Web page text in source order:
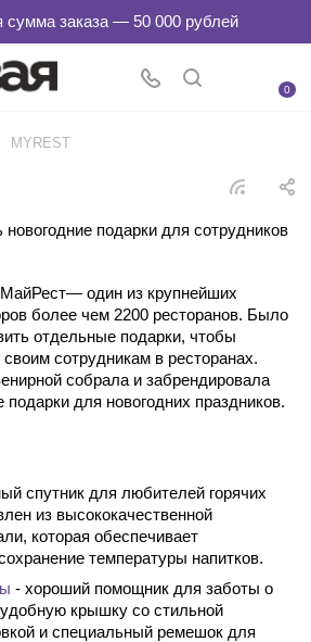
0
MYREST
новогодние подарки для сотрудников
один из крупнейших
более чем 2200 ресторанов. Было
отдельные подарки, чтобы
сотрудникам в ресторанах.
собрала и забрендировала
для новогодних праздников.
спутник для любителей горячих
из высококачественной
которая обеспечивает
температуры напитков.
- хороший помощник для заботы о
крышку со стильной
и специальный ремешок для